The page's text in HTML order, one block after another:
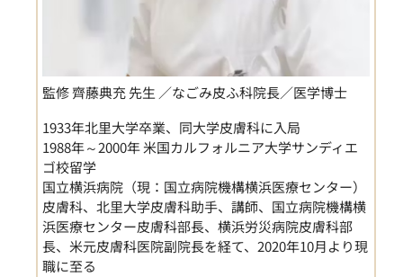
監修 齊藤典充 先生 ／なごみ皮ふ科院長／医学博士
1933年北里大学卒業、同大学皮膚科に入局
1988年～2000年 米国カルフォルニア大学サンディエ
ゴ校留学
国立横浜病院（現：国立病院機構横浜医療センター）
皮膚科、北里大学皮膚科助手、講師、国立病院機構横
浜医療センター皮膚科部長、横浜労災病院皮膚科部
長、米元皮膚科医院副院長を経て、2020年10月より現
職に至る